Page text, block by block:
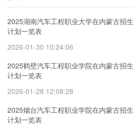
2025湖南汽车工程职业大学在内蒙古招生
计划一览表
2026-01-30 10:24:06
2025鹤壁汽车工程职业学院在内蒙古招生
计划一览表
2026-01-28 12:08:28
2025烟台汽车工程职业学院在内蒙古招生
计划一览表